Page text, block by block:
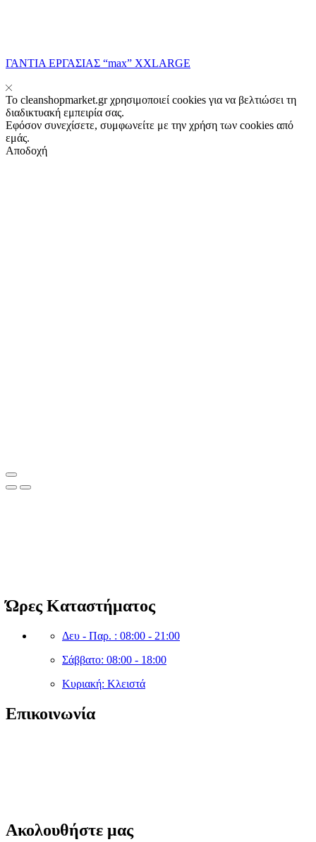
ΓΑΝΤΙΑ ΕΡΓΑΣΙΑΣ “max” XXLARGE
Το cleanshopmarket.gr χρησιμοποιεί cookies για να βελτιώσει τη
διαδικτυακή εμπειρία σας.
Εφόσον συνεχίσετε, συμφωνείτε με την χρήση των cookies από
εμάς.
Αποδοχή
Ώρες Καταστήματος
Δευ - Παρ. : 08:00 - 21:00
Σάββατο: 08:00 - 18:00
Κυριακή: Κλειστά
Επικοινωνία
Ακολουθήστε μας